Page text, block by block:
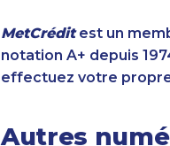
MetCréditest un
notation A+ depuis
effectuez votre
Autres